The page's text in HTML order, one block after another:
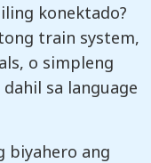
konektado?
train system,
o simpleng
sa language
biyahero ang